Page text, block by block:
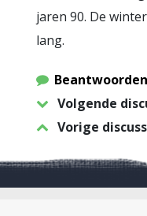
jaren 90. De
lang.
Beantwoorden
Volgende
Vorige